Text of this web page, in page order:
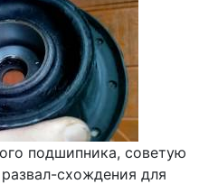
подшипника, советую
схождения для